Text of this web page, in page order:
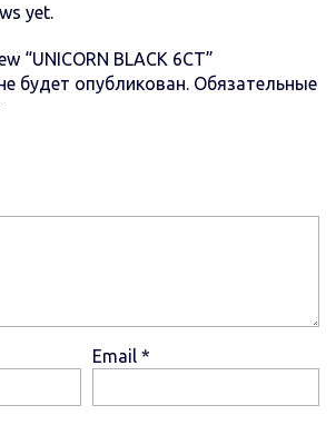
yet.
“UNICORN BLACK 6СТ”
будет опубликован. Обязательные
Email *